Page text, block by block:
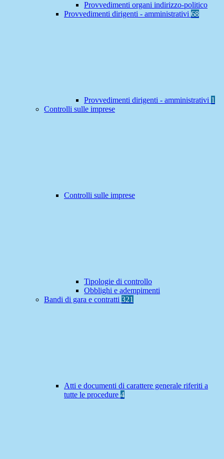
Provvedimenti organi indirizzo-politico
Provvedimenti dirigenti - amministrativi 68
Provvedimenti dirigenti - amministrativi 1
Controlli sulle imprese
Controlli sulle imprese
Tipologie di controllo
Obblighi e adempimenti
Bandi di gara e contratti 321
Atti e documenti di carattere generale riferiti a
tutte le procedure 4